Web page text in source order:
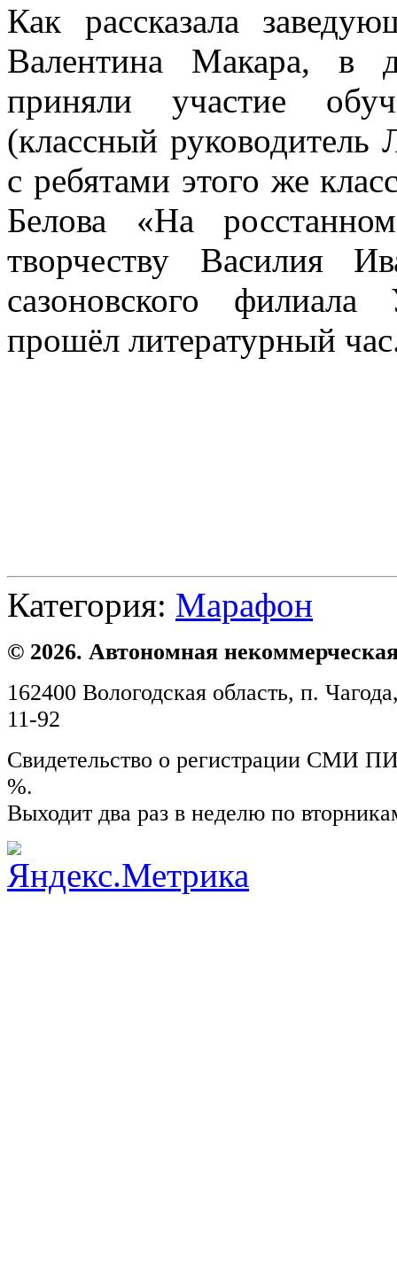
Как рассказала
Валентина Макара, в
приняли участие
(классный
с ребятами этого же
Белова «На
творчеству Василия
сазоновского филиала
прошёл литературный
Категория: Марафон
© 2026. Автономная
162400 Вологодская область, п.
11-92
Свидетельство о регистрации СМИ
%.
Выходит два раз в неделю по